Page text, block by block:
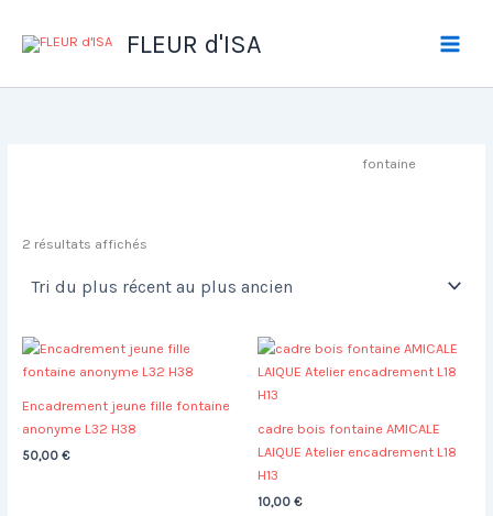
contenu
FLEUR d'ISA
fontaine
2 résultats affichésTrié
récent
au
Encadrement jeune fille fontaine
anonyme L32 H38
50,00 €
cadre bois fontaine AMICALE
LAIQUE Atelier encadrement L18
H13
10,00 €